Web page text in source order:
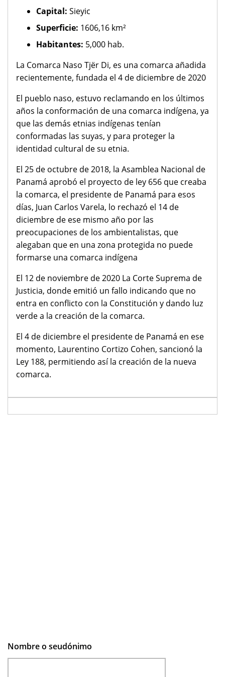
Capital: Sieyic
Superficie: 1606,16 km²
Habitantes: 5,000 hab.
La Comarca Naso Tjër Di, es una comarca añadida
recientemente, fundada el 4 de diciembre de 2020
El pueblo naso, estuvo reclamando en los últimos
años la conformación de una comarca indígena, ya
que las demás etnias indígenas tenían
conformadas las suyas, y para proteger la
identidad cultural de su etnia.​
El 25 de octubre de 2018, la Asamblea Nacional de
Panamá aprobó el proyecto de ley 656 que creaba
la comarca, el presidente de Panamá para esos
días, Juan Carlos Varela, lo rechazó el 14 de
diciembre de ese mismo año por las
preocupaciones de los ambientalistas, que
alegaban que en una zona protegida no puede
formarse una comarca indígena
El 12 de noviembre de 2020 La Corte Suprema de
Justicia, donde emitió un fallo indicando que no
entra en conflicto con la Constitución y dando luz
verde a la creación de la comarca.​
El 4 de diciembre el presidente de Panamá en ese
momento, Laurentino Cortizo Cohen, sancionó la
Ley 188,​ permitiendo así la creación de la nueva
comarca.
Nombre o seudónimo